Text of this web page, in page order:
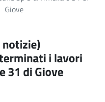
Giove
i lavori
31 di Giove